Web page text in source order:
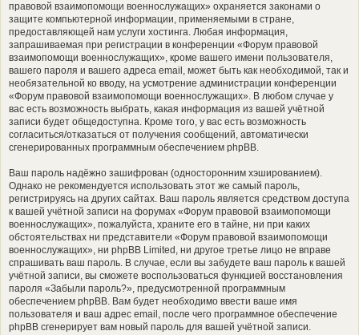
правовой взаимопомощи военнослужащих» охраняется законами о
защите компьютерной информации, применяемыми в стране,
предоставляющей нам услуги хостинга. Любая информация,
запрашиваемая при регистрации в конференции «Форум правовой
взаимопомощи военнослужащих», кроме вашего имени пользователя,
вашего пароля и вашего адреса email, может быть как необходимой, так и
необязательной ко вводу, на усмотрение администрации конференции
«Форум правовой взаимопомощи военнослужащих». В любом случае у
вас есть возможность выбрать, какая информация из вашей учётной
записи будет общедоступна. Кроме того, у вас есть возможность
согласиться/отказаться от получения сообщений, автоматически
сгенерированных программным обеспечением phpBB.
Ваш пароль надёжно зашифрован (односторонним хэшированием).
Однако не рекомендуется использовать этот же самый пароль,
регистрируясь на других сайтах. Ваш пароль является средством доступа
к вашей учётной записи на форумах «Форум правовой взаимопомощи
военнослужащих», пожалуйста, храните его в тайне, ни при каких
обстоятельствах ни представители «Форум правовой взаимопомощи
военнослужащих», ни phpBB Limited, ни другое третье лицо не вправе
спрашивать ваш пароль. В случае, если вы забудете ваш пароль к вашей
учётной записи, вы сможете воспользоваться функцией восстановления
пароля «Забыли пароль?», предусмотренной программным
обеспечением phpBB. Вам будет необходимо ввести ваше имя
пользователя и ваш адрес email, после чего программное обеспечение
phpBB сгенерирует вам новый пароль для вашей учётной записи.